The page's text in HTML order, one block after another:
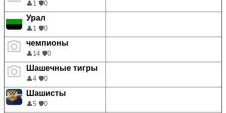
👤1 🛡️0
Урал
👤1 🛡️0
чемпионы
👤14 🛡️0
Шашечные тигры
👤4 🛡️0
Шашисты
👤5 🛡️0